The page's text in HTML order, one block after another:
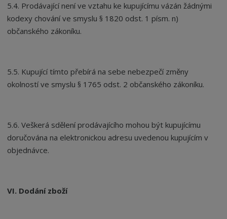
5.4. Prodávající není ve vztahu ke kupujícímu vázán žádnými
kodexy chování ve smyslu § 1820 odst. 1 písm. n)
občanského zákoníku.
5.5. Kupující tímto přebírá na sebe nebezpečí změny
okolností ve smyslu § 1765 odst. 2 občanského zákoníku.
5.6. Veškerá sdělení prodávajícího mohou být kupujícímu
doručována na elektronickou adresu uvedenou kupujícím v
objednávce.
VI. Dodání zboží